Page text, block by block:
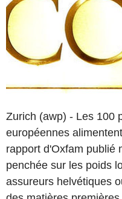
Zurich (awp) - Les 100
européennes
rapport d'Oxfam publié
penchée sur les poids
assureurs helvétiques